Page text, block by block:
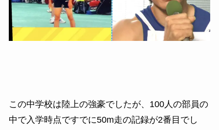
この中学校は陸上の強豪でしたが、100人の部員の
中で入学時点ですでに50m走の記録が2番目でし